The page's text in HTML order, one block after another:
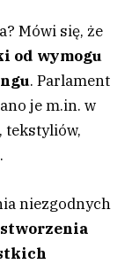
Mówi się, że
od wymogu
. Parlament
je m.in. w
tekstyliów,
niezgodnych
stworzenia